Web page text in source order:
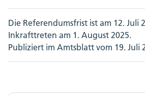
Die Referendumsfrist ist am 12.
Inkrafttreten am 1. August 2025.
Publiziert im Amtsblatt vom 19. Juli